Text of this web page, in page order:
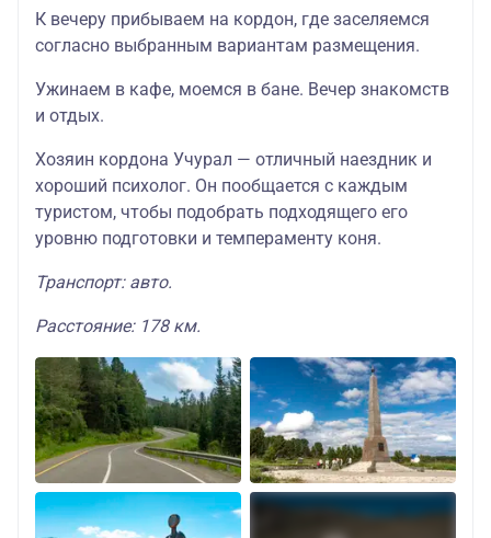
К вечеру прибываем на кордон, где заселяемся
согласно выбранным вариантам размещения.
Ужинаем в кафе, моемся в бане. Вечер знакомств
и отдых.
Хозяин кордона Учурал — отличный наездник и
хороший психолог. Он пообщается с каждым
туристом, чтобы подобрать подходящего его
уровню подготовки и темпераменту коня.
Транспорт: авто.
Расстояние: 178 км.